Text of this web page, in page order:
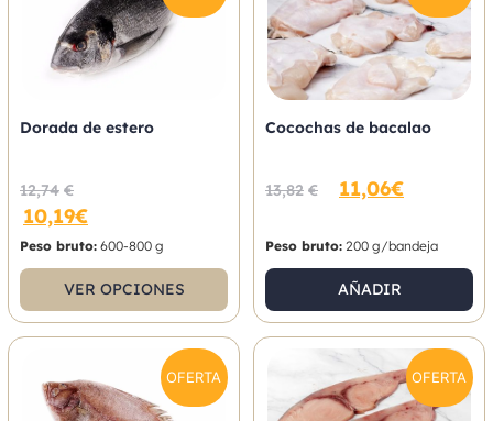
Dorada de estero
12,74 €
10,19€
Peso bruto: 600-800 g
VER OPCIONES
Cocochas de bacalao
13,82 € 11,06€
Peso bruto: 200 g/bandeja
AÑADIR
OFERTA OFERTA